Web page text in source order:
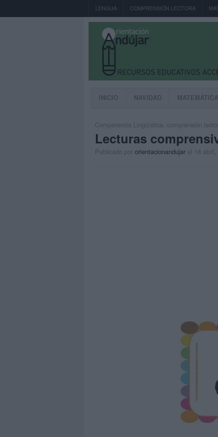
LENGUA COMPRENSIÓN LECTORA
INICIO NAVIDAD
Competencia Lingüística comprensión
Lecturas
Publicado por orientacionandujar el 18